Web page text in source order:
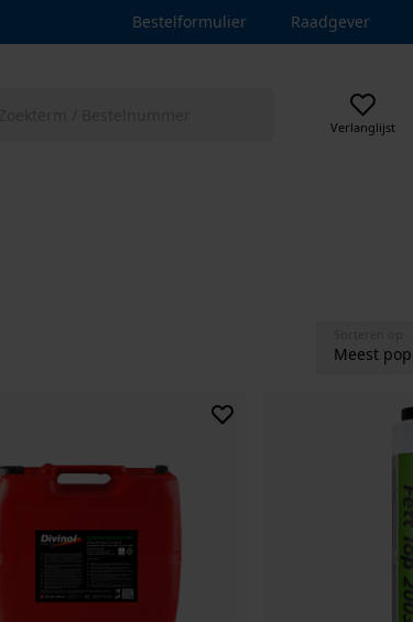
Bestelformulier Raadgever
Verlanglijst